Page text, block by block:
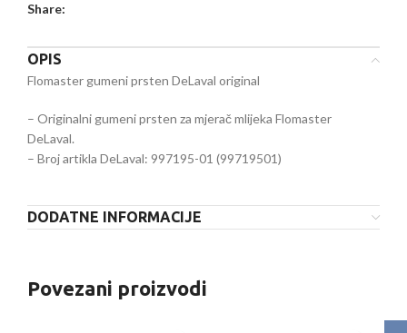
Share:
OPIS
Flomaster gumeni prsten DeLaval original
– Originalni gumeni prsten za mjerač mlijeka Flomaster
DeLaval.
– Broj artikla DeLaval: 997195-01 (99719501)
DODATNE INFORMACIJE
Povezani proizvodi